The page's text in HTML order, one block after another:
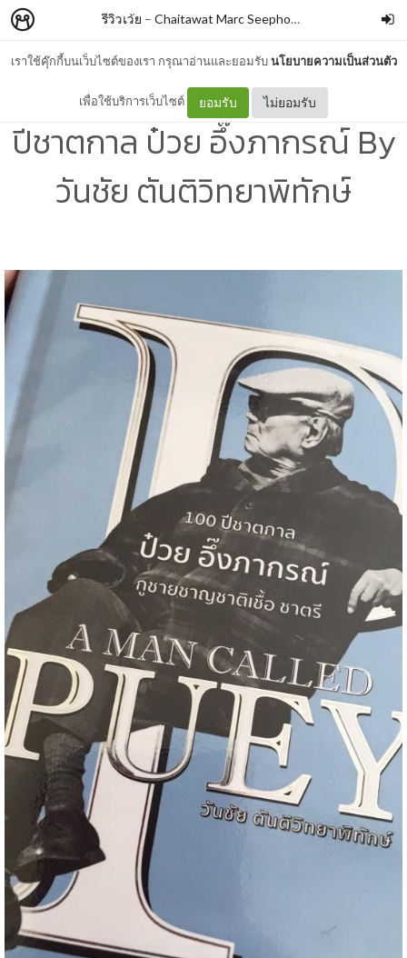
เราใช้คุ๊กกี้บนเว็บไซต์ของเรา กรุณาอ่านและยอมรับนโยบายความเป็นส่วนตัว
เพื่อใช้บริการเว็บไซต์ ยอมรับ ไม่ยอมรับ
รีวิวเว้ย – Chaitawat Marc Seephongsai
A MAN CALLED PUEY 100
ปีชาตกาล ป๋วย อึ๊งภากรณ์ By
วันชัย ตันติวิทยาพิทักษ์